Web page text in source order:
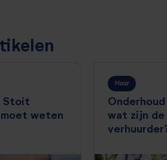
Stoit
weten
Huur
wat zijn de